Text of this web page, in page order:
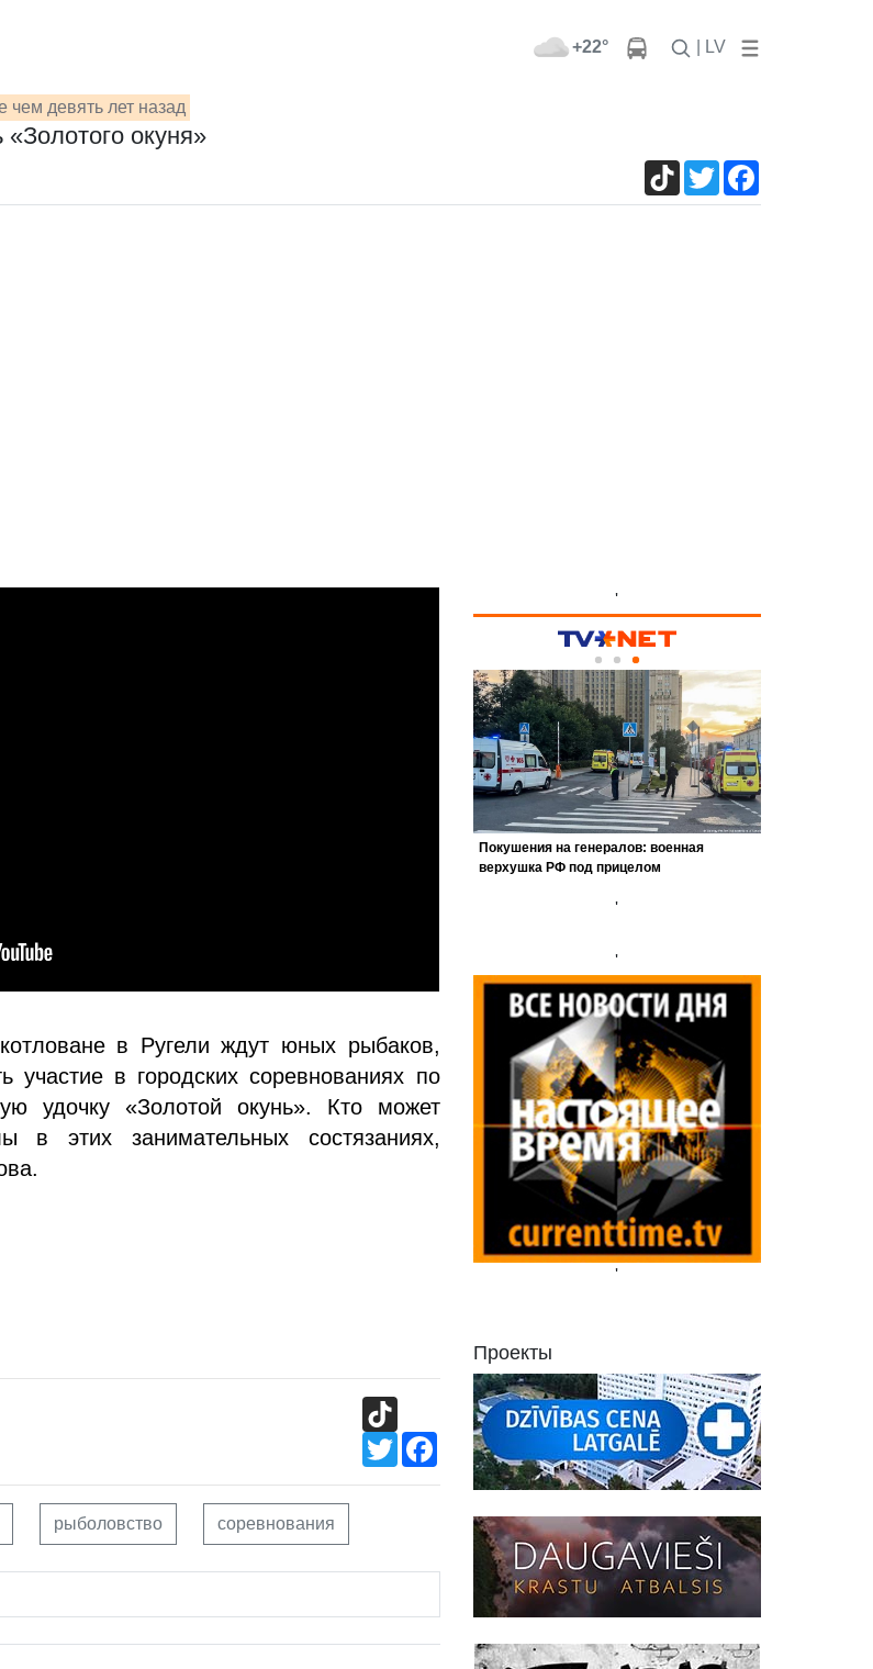
+22° | LV
девять лет назад
окуня»
TikTokTwitter
в Ругели ждут юных рыбаков,
участие в городских соревнованиях по
удочку «Золотой окунь». Кто может
в этих занимательных состязаниях,
TikTok
TwitterFacebook
рыболовство соревнования
'
'
'
'
Проекты